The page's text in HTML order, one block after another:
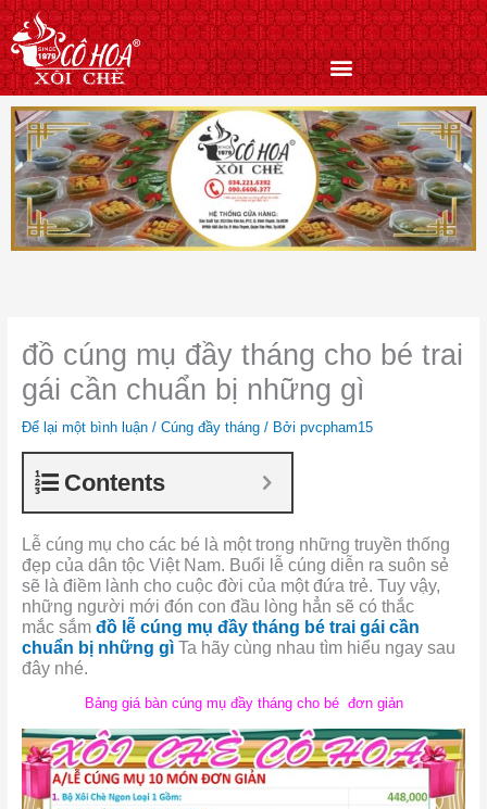
Nhảy
tới
nội
dung
đồ cúng mụ đầy tháng cho bé trai
gái cần chuẩn bị những gì
Để lại một bình luận / Cúng đầy tháng/ Bởi pvcpham15
Contents
Lễ cúng mụ cho các bé là một trong những truyền thống
đẹp của dân tộc Việt Nam. Buổi lễ cúng diễn ra suôn sẻ
sẽ là điềm lành cho cuộc đời của một đứa trẻ. Tuy vậy,
những người mới đón con đầu lòng hẳn sẽ có thắc
mắc sắm đồ lễ cúng mụ đầy tháng bé trai gái cần
chuẩn bị những gìTa hãy cùng nhau tìm hiểu ngay sau
đây nhé.
Bảng giá bàn cúng mụ đầy tháng cho bé đơn giản